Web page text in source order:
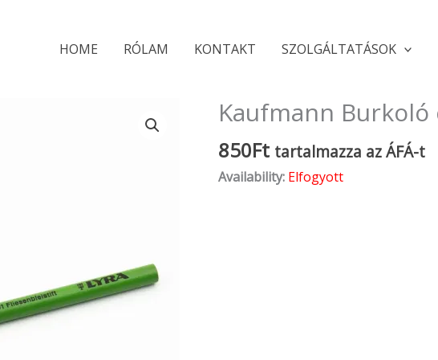
HOME RÓLAM KONTAKT SZOLGÁLTATÁSOK
Kaufmann Burkoló
850Ft tartalmazza az ÁFÁ-t
Availability: Elfogyott